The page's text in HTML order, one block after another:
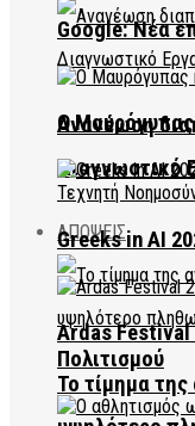
Ανανέωση
Διαγνωστικό
ΑΠΟΨΕΙΣ
Το τίμημα της
Google: Νέα
Ο
Greeks in AI
Ardas Festival
Πολιτισμού